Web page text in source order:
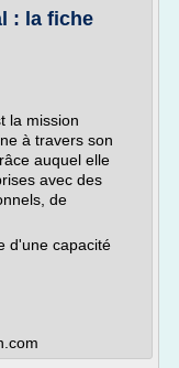
: la fiche
la mission
à travers son
auquel elle
avec des
de
d'une capacité